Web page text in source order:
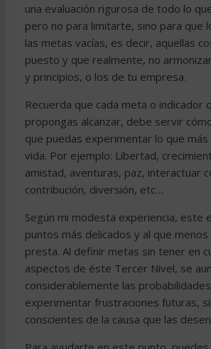
una evaluación rigurosa de todo lo
pero no para limitarte, sino para que
las metas vacías, es decir, aquellas
puesto y que realmente, no
y principios, o los de tu empresa.
Recuerda que cada meta o indicador
propongas alcanzar, debe servir
que puedas experimentar lo que
vida. Por ejemplo: Libertad,
amistad, aventuras, paz, interactuar
contribución, diversión, etc…
Según mi modesta experiencia, este
puntos más delicados y al que
presta. Al definir metas sin tener en
aspectos de éste Tercer Nivel, se
considerablemente las
experimentar frustraciones futuras,
conscientes de la causa que las